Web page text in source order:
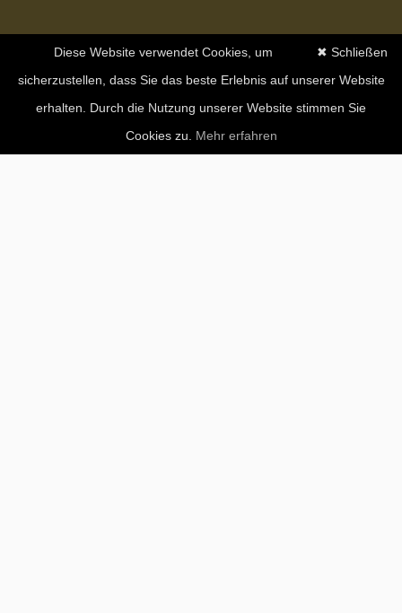
✖ Schließen
Diese Website verwendet Cookies, um
sicherzustellen, dass Sie das beste Erlebnis auf unserer Website
erhalten. Durch die Nutzung unserer Website stimmen Sie
Cookies zu. Mehr erfahren